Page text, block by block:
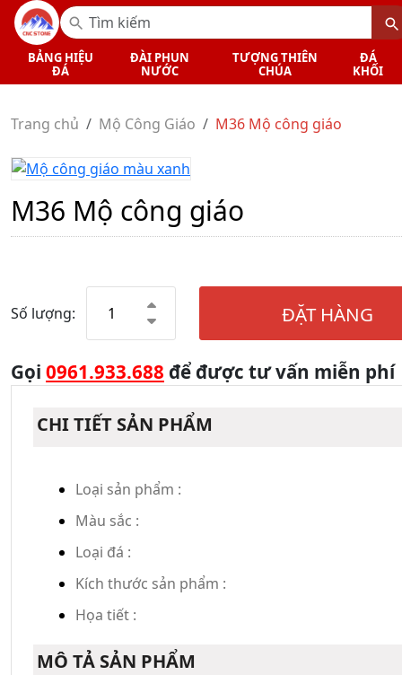
BẢNG HIỆU
ĐÁ
ĐÀI PHUN
NƯỚC
TƯỢNG THIÊN
CHÚA
ĐÁ
KHỐI
Trang chủ Mộ Công Giáo M36 Mộ công giáo
M36 Mộ công giáo
Số lượng: ĐẶT HÀNG
Gọi 0961.933.688 để được tư vấn miễn phí
CHI TIẾT SẢN PHẨM
Loại sản phẩm :
Màu sắc :
Loại đá :
Kích thước sản phẩm :
Họa tiết :
MÔ TẢ SẢN PHẨM